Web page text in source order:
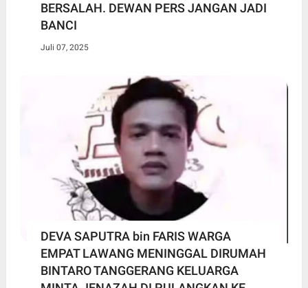
BERSALAH. DEWAN PERS JANGAN JADI
BANCI
Juli 07, 2025
DEVA SAPUTRA bin FARIS WARGA
EMPAT LAWANG MENINGGAL DIRUMAH
BINTARO TANGGERANG KELUARGA